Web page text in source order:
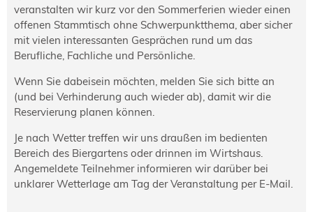
NORDIC TechKomm Kopenhagen
tekom-Jahrestagung 2026
10.-12. November, 2026 in Stuttgart
Mitglied werden
Publikationen
Stellenangebote
Stellengesuche
veranstalten wir kurz vor den Sommerferien wieder einen
offenen Stammtisch ohne Schwerpunktthema, aber sicher
mit vielen interessanten Gesprächen rund um das
Berufliche, Fachliche und Persönliche.
Wenn Sie dabeisein möchten, melden Sie sich bitte an
(und bei Verhinderung auch wieder ab), damit wir die
Reservierung planen können.
Je nach Wetter treffen wir uns draußen im bedienten
Bereich des Biergartens oder drinnen im Wirtshaus.
Angemeldete Teilnehmer informieren wir darüber bei
unklarer Wetterlage am Tag der Veranstaltung per E-Mail.